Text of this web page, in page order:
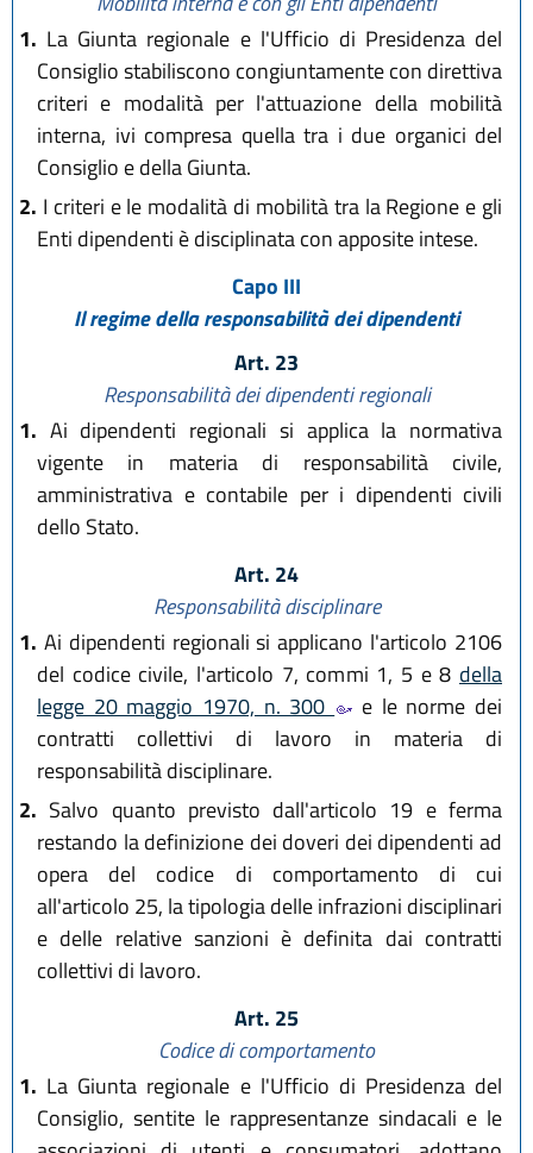
1. La Giunta regionale e l'Ufficio di Presidenza del
Consiglio stabiliscono congiuntamente con direttiva
criteri e modalità per l'attuazione della mobilità
interna, ivi compresa quella tra i due organici del
Consiglio e della Giunta.
2. I criteri e le modalità di mobilità tra la Regione e gli
Enti dipendenti è disciplinata con apposite intese.
Capo III
Il regime della responsabilità dei dipendenti
Art. 23
Responsabilità dei dipendenti regionali
1. Ai dipendenti regionali si applica la normativa
vigente in materia di responsabilità civile,
amministrativa e contabile per i dipendenti civili
dello Stato.
Art. 24
Responsabilità disciplinare
1. Ai dipendenti regionali si applicano l'articolo 2106
del codice civile, l'articolo 7, commi 1, 5 e 8 della
legge 20 maggio 1970, n. 300
e le norme dei
contratti collettivi di lavoro in materia di
responsabilità disciplinare.
2. Salvo quanto previsto dall'articolo 19 e ferma
restando la definizione dei doveri dei dipendenti ad
opera del codice di comportamento di cui
all'articolo 25, la tipologia delle infrazioni disciplinari
e delle relative sanzioni è definita dai contratti
collettivi di lavoro.
Art. 25
Codice di comportamento
1. La Giunta regionale e l'Ufficio di Presidenza del
Consiglio, sentite le rappresentanze sindacali e le